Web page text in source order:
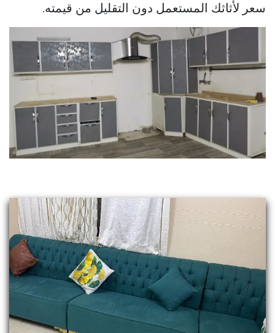
سعر لأثاثك المستعمل دون التقليل من قيمته.